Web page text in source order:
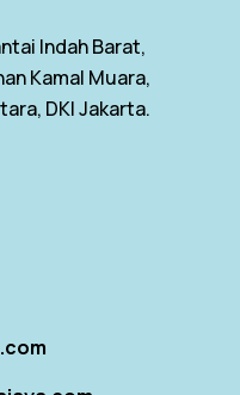
Indah Barat,
Kamal Muara,
DKI Jakarta.